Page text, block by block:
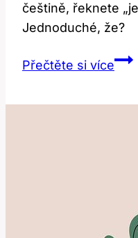
češtině, řeknete
Jednoduché, že?
Přečtěte si víceAct: